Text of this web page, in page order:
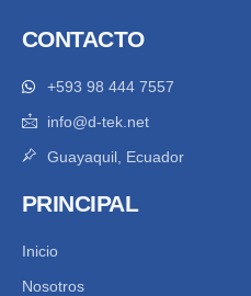
CONTACTO
+593 98 444 7557
info@d-tek.net
Guayaquil, Ecuador
PRINCIPAL
Inicio
Nosotros